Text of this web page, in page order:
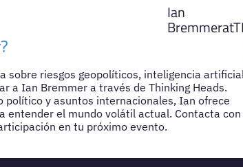
Ian
sobre riesgos geopolíticos, inteligencia
a Ian Bremmer a través de Thinking Heads.
político y asuntos internacionales, Ian ofrece
entender el mundo volátil actual. Contacta con
en tu próximo evento.